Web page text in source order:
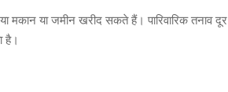
या जमीन खरीद सकते हैं। पारिवारिक तनाव दूर
है।